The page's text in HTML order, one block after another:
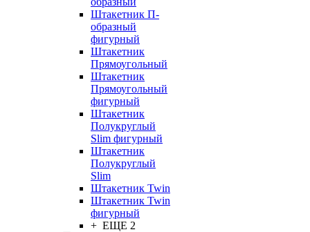
Штакетник П-
образный
фигурный
Штакетник
Прямоугольный
Штакетник
Прямоугольный
фигурный
Штакетник
Полукруглый
Slim фигурный
Штакетник
Полукруглый
Slim
Штакетник Twin
Штакетник Twin
фигурный
+ ЕЩЕ 2